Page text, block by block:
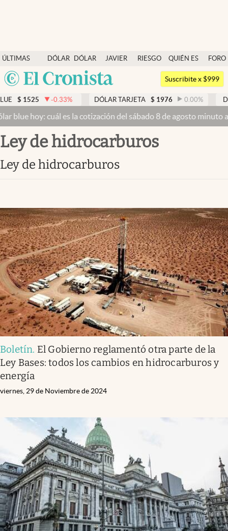
ÚLTIMAS
NOTICIAS
DÓLAR
DÓLAR
BLUE
JAVIER
RIESGO
QUIÉN ES
QUIÉN
FORO
Argentina
México
Dólar
Members
Economía y Política
Finanzas y Mercados
Mercados Online
Apertura
Infotechnology
Clase
Clima
Mundial 2026
Eventos Corporativos
El Cronista Studio
Mediakit
abre en nueva pestaña
Suscribite x $999
-0.33% DÓLAR TARJETA $ 1976 0.00% DÓLAR MEP
cuál es la cotización del sábado 8 de agosto minuto a minuto
Ley de hidrocarburos
Ley de hidrocarburos
Boletín. El Gobierno reglamentó otra parte de la
Ley Bases: todos los cambios en hidrocarburos y
energía
viernes, 29 de Noviembre de 2024